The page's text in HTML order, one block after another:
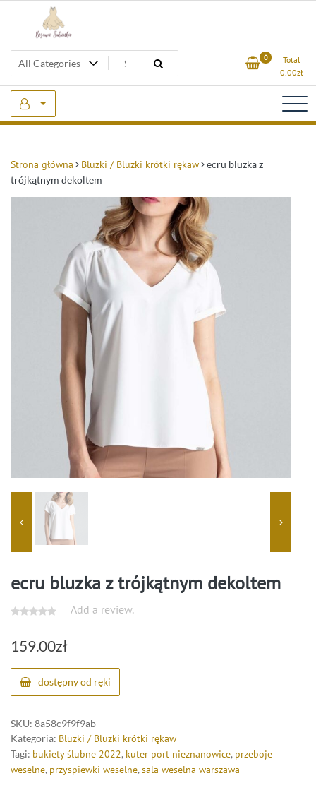
Beżowa Sukienka 0
Total
0.00zł
Strona główna Bluzki / Bluzki krótki rękaw
ecru bluzka z
trójkątnym dekoltem
ecru bluzka z trójkątnym dekoltem
Add a review.
159.00zł
dostępny od ręki
SKU: 8a58c9f9f9ab
Kategoria: Bluzki / Bluzki krótki rękaw
Tagi: bukiety ślubne 2022, kuter port nieznanowice, przeboje
weselne, przyspiewki weselne, sala weselna warszawa